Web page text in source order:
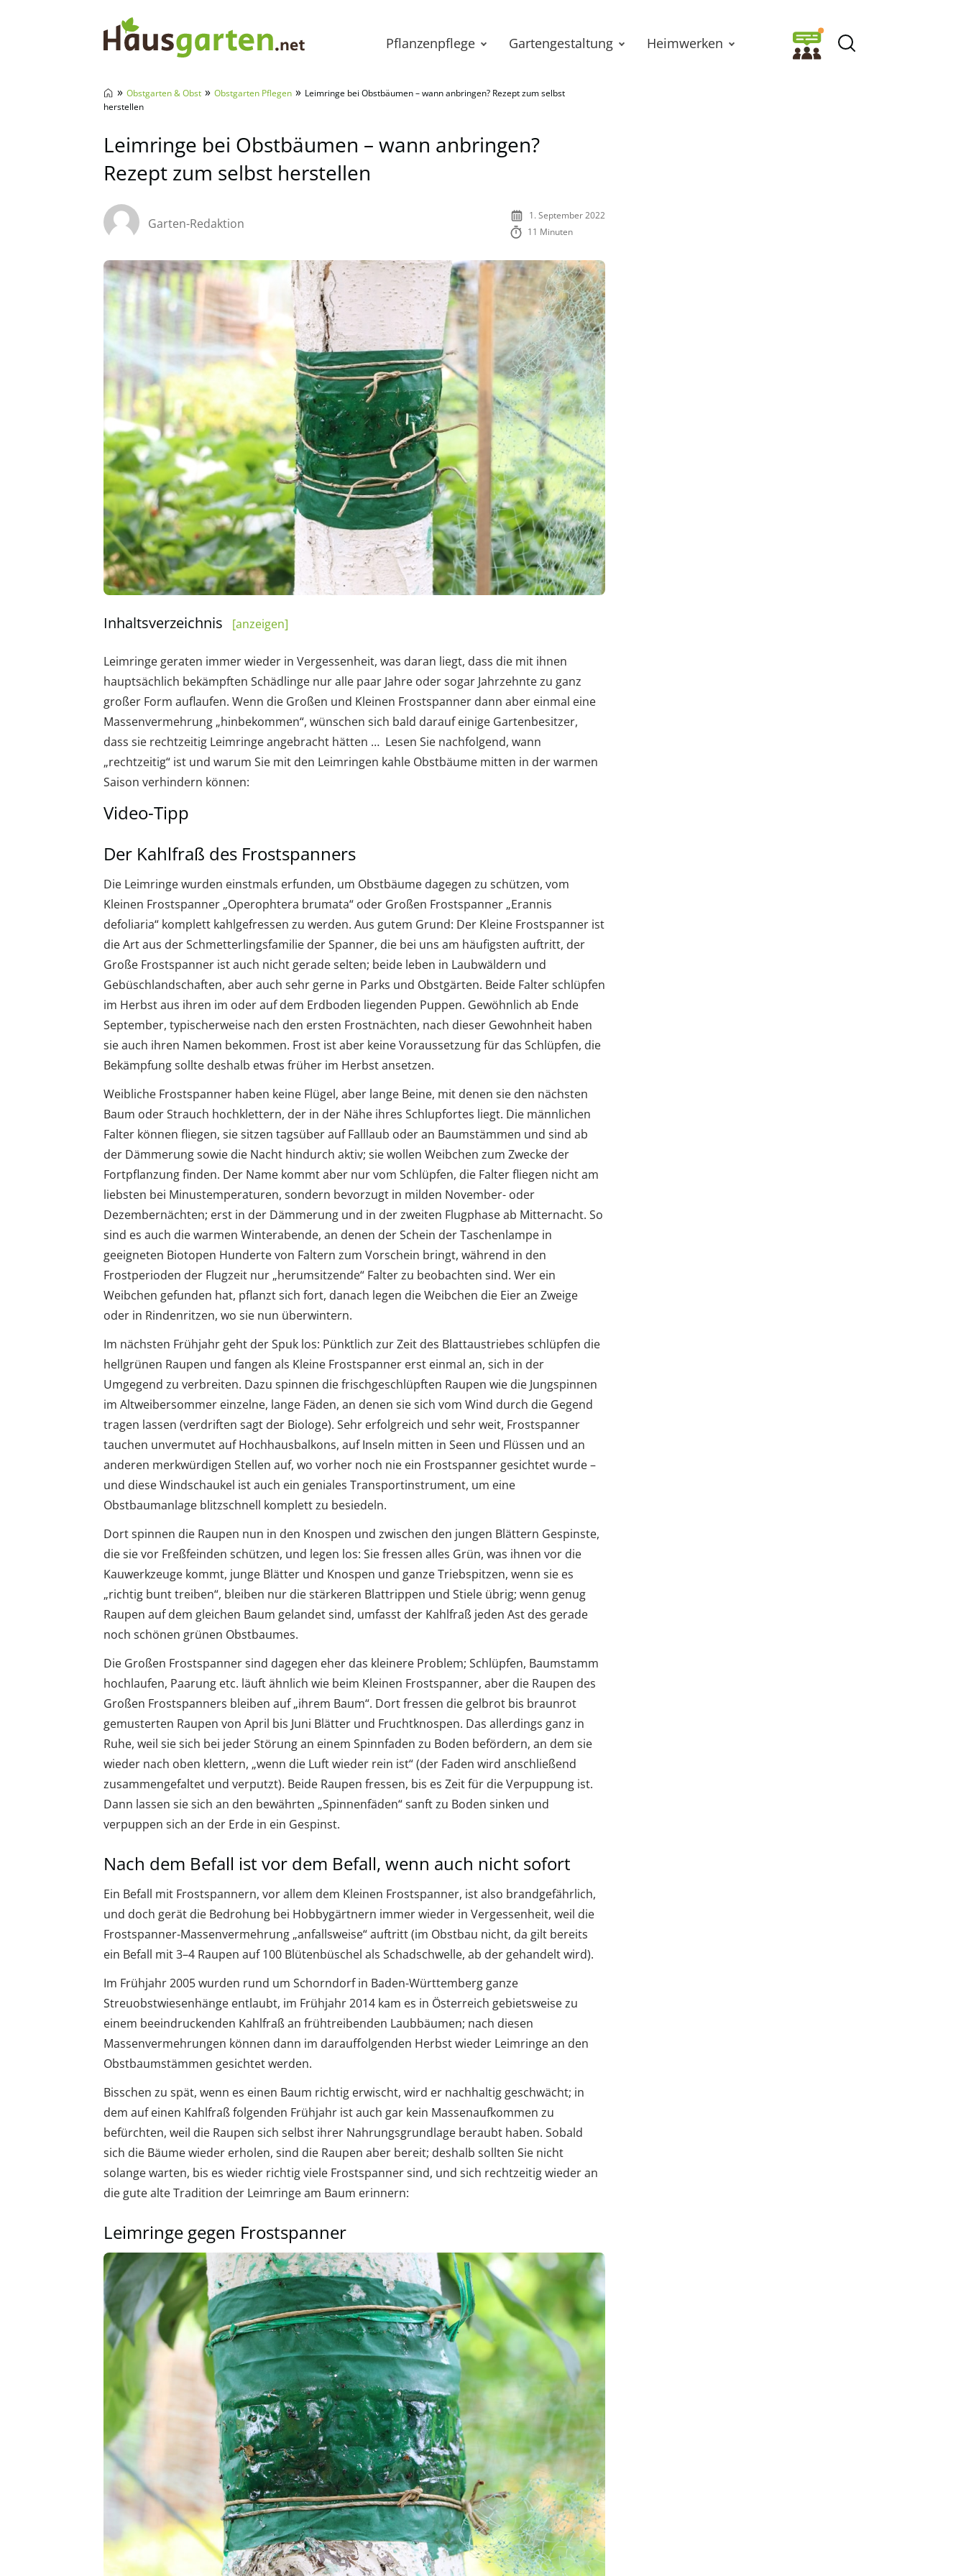
Pflanzenpflege Gartengestaltung Heimwerken
» Obstgarten & Obst » Obstgarten Pflegen » Leimringe bei Obstbäumen – wann anbringen? Rezept zum selbst
herstellen
Leimringe bei Obstbäumen – wann anbringen?
Rezept zum selbst herstellen
Garten-Redaktion
1. September 2022
11 Minuten
Inhaltsverzeichnis [anzeigen]
Leimringe geraten immer wieder in Vergessenheit, was daran liegt, dass die mit ihnen
hauptsächlich bekämpften Schädlinge nur alle paar Jahre oder sogar Jahrzehnte zu ganz
großer Form auflaufen. Wenn die Großen und Kleinen Frostspanner dann aber einmal eine
Massenvermehrung „hinbekommen“, wünschen sich bald darauf einige Gartenbesitzer,
dass sie rechtzeitig Leimringe angebracht hätten … Lesen Sie nachfolgend, wann
„rechtzeitig“ ist und warum Sie mit den Leimringen kahle Obstbäume mitten in der warmen
Saison verhindern können:
Video-Tipp
Der Kahlfraß des Frostspanners
Die Leimringe wurden einstmals erfunden, um Obstbäume dagegen zu schützen, vom
Kleinen Frostspanner „Operophtera brumata“ oder Großen Frostspanner „Erannis
defoliaria“ komplett kahlgefressen zu werden. Aus gutem Grund: Der Kleine Frostspanner ist
die Art aus der Schmetterlingsfamilie der Spanner, die bei uns am häufigsten auftritt, der
Große Frostspanner ist auch nicht gerade selten; beide leben in Laubwäldern und
Gebüschlandschaften, aber auch sehr gerne in Parks und Obstgärten. Beide Falter schlüpfen
im Herbst aus ihren im oder auf dem Erdboden liegenden Puppen. Gewöhnlich ab Ende
September, typischerweise nach den ersten Frostnächten, nach dieser Gewohnheit haben
sie auch ihren Namen bekommen. Frost ist aber keine Voraussetzung für das Schlüpfen, die
Bekämpfung sollte deshalb etwas früher im Herbst ansetzen.
Weibliche Frostspanner haben keine Flügel, aber lange Beine, mit denen sie den nächsten
Baum oder Strauch hochklettern, der in der Nähe ihres Schlupfortes liegt. Die männlichen
Falter können fliegen, sie sitzen tagsüber auf Falllaub oder an Baumstämmen und sind ab
der Dämmerung sowie die Nacht hindurch aktiv; sie wollen Weibchen zum Zwecke der
Fortpflanzung finden. Der Name kommt aber nur vom Schlüpfen, die Falter fliegen nicht am
liebsten bei Minustemperaturen, sondern bevorzugt in milden November- oder
Dezembernächten; erst in der Dämmerung und in der zweiten Flugphase ab Mitternacht. So
sind es auch die warmen Winterabende, an denen der Schein der Taschenlampe in
geeigneten Biotopen Hunderte von Faltern zum Vorschein bringt, während in den
Frostperioden der Flugzeit nur „herumsitzende“ Falter zu beobachten sind. Wer ein
Weibchen gefunden hat, pflanzt sich fort, danach legen die Weibchen die Eier an Zweige
oder in Rindenritzen, wo sie nun überwintern.
Im nächsten Frühjahr geht der Spuk los: Pünktlich zur Zeit des Blattaustriebes schlüpfen die
hellgrünen Raupen und fangen als Kleine Frostspanner erst einmal an, sich in der
Umgegend zu verbreiten. Dazu spinnen die frischgeschlüpften Raupen wie die Jungspinnen
im Altweibersommer einzelne, lange Fäden, an denen sie sich vom Wind durch die Gegend
tragen lassen (verdriften sagt der Biologe). Sehr erfolgreich und sehr weit, Frostspanner
tauchen unvermutet auf Hochhausbalkons, auf Inseln mitten in Seen und Flüssen und an
anderen merkwürdigen Stellen auf, wo vorher noch nie ein Frostspanner gesichtet wurde –
und diese Windschaukel ist auch ein geniales Transportinstrument, um eine
Obstbaumanlage blitzschnell komplett zu besiedeln.
Dort spinnen die Raupen nun in den Knospen und zwischen den jungen Blättern Gespinste,
die sie vor Freßfeinden schützen, und legen los: Sie fressen alles Grün, was ihnen vor die
Kauwerkzeuge kommt, junge Blätter und Knospen und ganze Triebspitzen, wenn sie es
„richtig bunt treiben“, bleiben nur die stärkeren Blattrippen und Stiele übrig; wenn genug
Raupen auf dem gleichen Baum gelandet sind, umfasst der Kahlfraß jeden Ast des gerade
noch schönen grünen Obstbaumes.
Die Großen Frostspanner sind dagegen eher das kleinere Problem; Schlüpfen, Baumstamm
hochlaufen, Paarung etc. läuft ähnlich wie beim Kleinen Frostspanner, aber die Raupen des
Großen Frostspanners bleiben auf „ihrem Baum“. Dort fressen die gelbrot bis braunrot
gemusterten Raupen von April bis Juni Blätter und Fruchtknospen. Das allerdings ganz in
Ruhe, weil sie sich bei jeder Störung an einem Spinnfaden zu Boden befördern, an dem sie
wieder nach oben klettern, „wenn die Luft wieder rein ist“ (der Faden wird anschließend
zusammengefaltet und verputzt). Beide Raupen fressen, bis es Zeit für die Verpuppung ist.
Dann lassen sie sich an den bewährten „Spinnenfäden“ sanft zu Boden sinken und
verpuppen sich an der Erde in ein Gespinst.
Nach dem Befall ist vor dem Befall, wenn auch nicht sofort
Ein Befall mit Frostspannern, vor allem dem Kleinen Frostspanner, ist also brandgefährlich,
und doch gerät die Bedrohung bei Hobbygärtnern immer wieder in Vergessenheit, weil die
Frostspanner-Massenvermehrung „anfallsweise“ auftritt (im Obstbau nicht, da gilt bereits
ein Befall mit 3–4 Raupen auf 100 Blütenbüschel als Schadschwelle, ab der gehandelt wird).
Im Frühjahr 2005 wurden rund um Schorndorf in Baden-Württemberg ganze
Streuobstwiesenhänge entlaubt, im Frühjahr 2014 kam es in Österreich gebietsweise zu
einem beeindruckenden Kahlfraß an frühtreibenden Laubbäumen; nach diesen
Massenvermehrungen können dann im darauffolgenden Herbst wieder Leimringe an den
Obstbaumstämmen gesichtet werden.
Bisschen zu spät, wenn es einen Baum richtig erwischt, wird er nachhaltig geschwächt; in
dem auf einen Kahlfraß folgenden Frühjahr ist auch gar kein Massenaufkommen zu
befürchten, weil die Raupen sich selbst ihrer Nahrungsgrundlage beraubt haben. Sobald
sich die Bäume wieder erholen, sind die Raupen aber bereit; deshalb sollten Sie nicht
solange warten, bis es wieder richtig viele Frostspanner sind, und sich rechtzeitig wieder an
die gute alte Tradition der Leimringe am Baum erinnern:
Leimringe gegen Frostspanner